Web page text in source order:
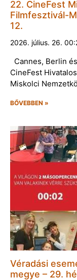
22. CineFest
Filmfesztivál-
12.
2026. július. 26.
Cannes, Berlin
CineFest
Miskolci
BŐVEBBEN »
Véradási
megye – 29.